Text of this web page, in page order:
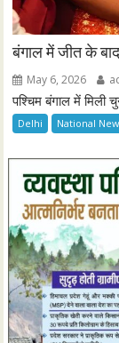
बंगाल में जीत के बाद
May 6, 2026
पश्चिम बंगाल में मिली
Delhi National